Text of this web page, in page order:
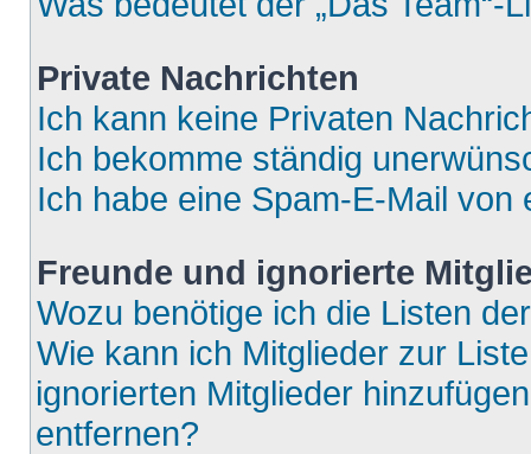
Private Nachrichten
Ich kann keine Privaten
Ich bekomme ständig
Ich habe eine Spam-E-Mail
Freunde und ignorierte
Wozu benötige ich die Listen
Wie kann ich Mitglieder zur
ignorierten Mitglieder
entfernen?